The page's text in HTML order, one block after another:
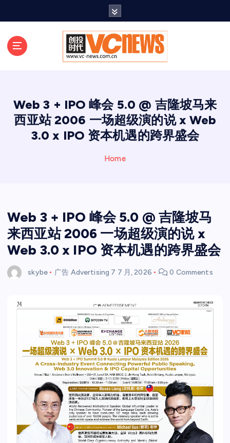
Web 3 + IPO 峰会 5.0 @ 吉隆坡马来
西亚站 2006 一场超级演的说 x Web
3.0 x IPO 资本机遇的跨界盛会
Home
Web 3 + IPO 峰会 5.0 @ 吉隆坡马
来西亚站 2006 一场超级演的说 x
Web 3.0 x IPO 资本机遇的跨界盛会
skybe 广告 Advertising 7 7 月, 2026 0 Comments